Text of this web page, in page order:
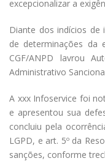
excepcionalizar a
Diante dos indícios
de determinações da
CGF/ANPD lavrou
Administrativo
A xxx Infoservice foi
e apresentou sua
concluiu pela
LGPD, e art. 5º da
sanções, conforme